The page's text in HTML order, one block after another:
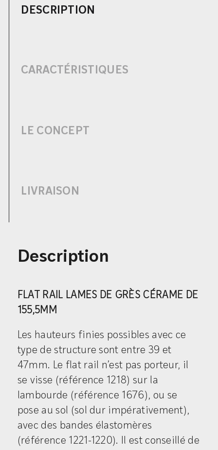
DESCRIPTION
CARACTÉRISTIQUES
LE CONCEPT
LIVRAISON
Description
FLAT RAIL LAMES DE GRÈS CÉRAME DE
155,5MM
Les hauteurs finies possibles avec ce
type de structure sont entre 39 et
47mm. Le flat rail n’est pas porteur, il
se visse (référence 1218) sur la
lambourde (référence 1676), ou se
pose au sol (sol dur impérativement),
avec des bandes élastomères
(référence 1221-1220). Il est conseillé de